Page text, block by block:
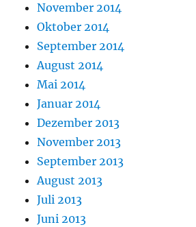
November 2014
Oktober 2014
September 2014
August 2014
Mai 2014
Januar 2014
Dezember 2013
November 2013
September 2013
August 2013
Juli 2013
Juni 2013